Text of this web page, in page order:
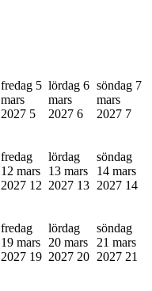
fredag 5
mars
2027 5
lördag 6
mars
2027 6
söndag 7
mars
2027 7
fredag
12 mars
2027 12
lördag
13 mars
2027 13
söndag
14 mars
2027 14
fredag
19 mars
2027 19
lördag
20 mars
2027 20
söndag
21 mars
2027 21